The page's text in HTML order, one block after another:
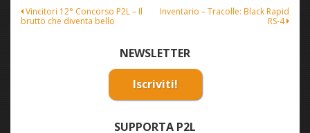
Navigazione
Vincitori 12° Concorso P2L – Il
brutto che diventa bello
Inventario – Tracolle: Black Rapid
RS-4
NEWSLETTER
Iscriviti!
SUPPORTA P2L